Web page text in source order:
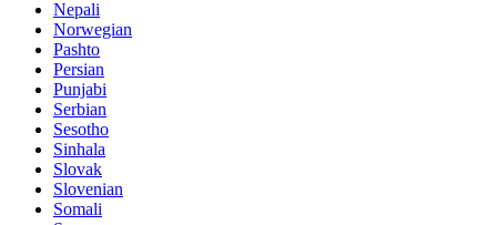
Nepali
Norwegian
Pashto
Persian
Punjabi
Serbian
Sesotho
Sinhala
Slovak
Slovenian
Somali